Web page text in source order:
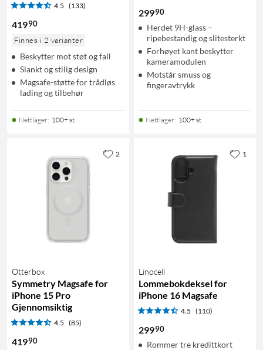
4.5 (133)
41990
Finnes i 2 varianter
Beskytter mot støt og fall
Slankt og stilig design
Magsafe-støtte for trådløs
lading og tilbehør
Nettlager: 100+ st
29990
Herdet 9H-glass –
ripebestandig og slitesterkt
Forhøyet kant beskytter
kameramodulen
Motstår smuss og
fingeravtrykk
Nettlager: 100+ st
Otterbox
Symmetry Magsafe for
iPhone 15 Pro
Gjennomsiktig
4.5 (85)
41990
2
Linocell
Lommebokdeksel for
iPhone 16 Magsafe
4.5 (110)
29990
Rommer tre kredittkort
1